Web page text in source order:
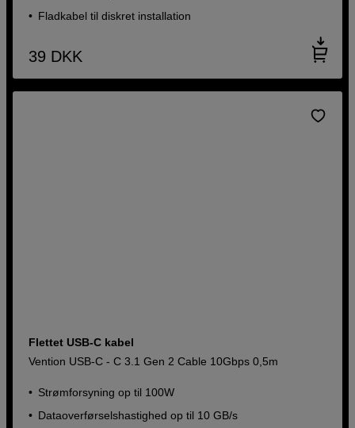
Fladkabel til diskret installation
39 DKK
Flettet USB-C kabel
Vention USB-C - C 3.1 Gen 2 Cable 10Gbps 0,5m
Strømforsyning op til 100W
Dataoverførselshastighed op til 10 GB/s